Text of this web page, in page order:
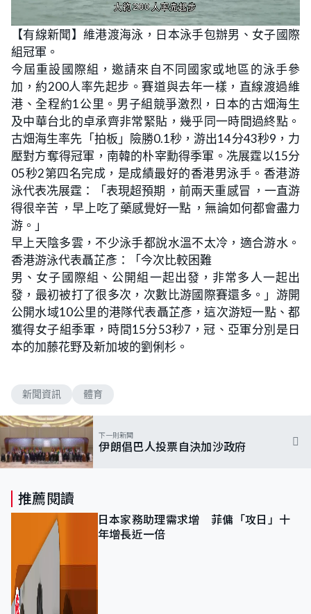
n
m
L
o
a
d
:
2
3
.
8
9
%
【有線新聞】維港渡海泳，日本泳手包辦男、女子國際
組冠軍。
今屆重設國際組，邀請來自不同國家或地區的泳手參
加，約200人率先起步。賽道與去年一樣，直線渡過維
港、全程約1公里。男子組競爭激烈，日本的古畑海生
及中華台北的卓承齊非常緊貼，幾乎同一時間過終點。
古畑海生率先「拍板」險勝0.1秒，游出14分43秒9，力
壓對方奪得冠軍，南韓的朴宰勳得季軍。冼展霆以15分
05秒2第四名完成，是成績最好的香港男泳手。香港游
泳代表冼展霆：「表現超預期 ，前兩天重感冒 ，一直游
得很辛苦 ，早上吃了藥感覺好一點 ，無論如何都會盡力
游。」
早上天陰多雲，不少泳手都說水溫不太冷，適合游水。
香港游泳代表聶芷彥：「今次比較困難
男、女子國際組、公開組一起出發，非常多人一起出
發，最初被打了很多次，次數比游國際賽還多。」游開
公開水域10公里的港隊代表聶芷彥，這次游短一點、都
獲得女子組季軍，時間15分53秒7，冠、亞軍分別是日
本的加藤花野及新加坡的劉俐杉。
新聞資訊 體育
下一則新聞
伊朗倡巴人投票自決加沙政府
推薦閱讀
日本家務助理需求增 菲傭「攻日」十
年增長近一倍